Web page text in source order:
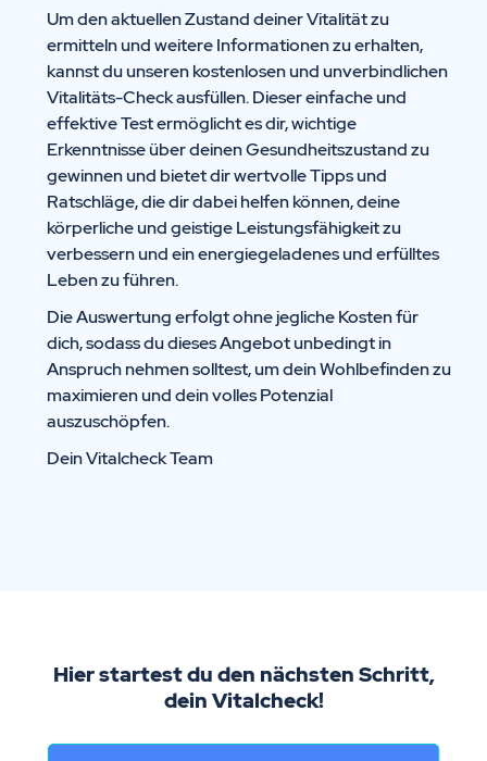
Um den aktuellen Zustand deiner Vitalität zu
ermitteln und weitere Informationen zu erhalten,
kannst du unseren kostenlosen und unverbindlichen
Vitalitäts-Check ausfüllen. Dieser einfache und
effektive Test ermöglicht es dir, wichtige
Erkenntnisse über deinen Gesundheitszustand zu
gewinnen und bietet dir wertvolle Tipps und
Ratschläge, die dir dabei helfen können, deine
körperliche und geistige Leistungsfähigkeit zu
verbessern und ein energiegeladenes und erfülltes
Leben zu führen.
Die Auswertung erfolgt ohne jegliche Kosten für
dich, sodass du dieses Angebot unbedingt in
Anspruch nehmen solltest, um dein Wohlbefinden zu
maximieren und dein volles Potenzial
auszuschöpfen.
Dein Vitalcheck Team
Hier startest du den nächsten Schritt,
dein Vitalcheck!